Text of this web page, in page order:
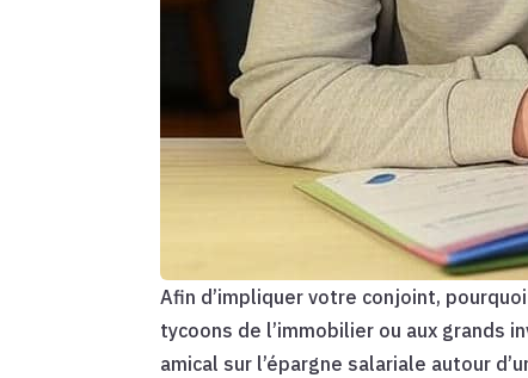
Afin d’impliquer votre conjoint,
tycoons de l’immobilier ou aux grands
amical sur l’épargne salariale autour